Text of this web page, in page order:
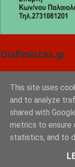
Diafimistes.gr
This site uses
and to analyze
shared with
metrics to ensure
statistics, and to